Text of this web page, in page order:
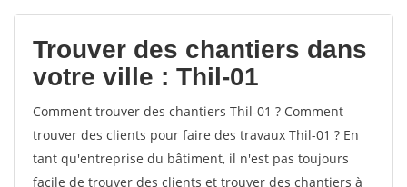
votes
Trouver des chantiers dans
votre ville : Thil-01
Comment trouver des chantiers Thil-01 ? Comment
trouver des clients pour faire des travaux Thil-01 ? En
tant qu'entreprise du bâtiment, il n'est pas toujours
facile de trouver des clients et trouver des chantiers à